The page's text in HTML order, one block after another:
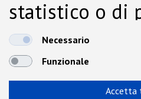
statistico o di
dalla Cookie
Necessario
Funzionale
Accetta